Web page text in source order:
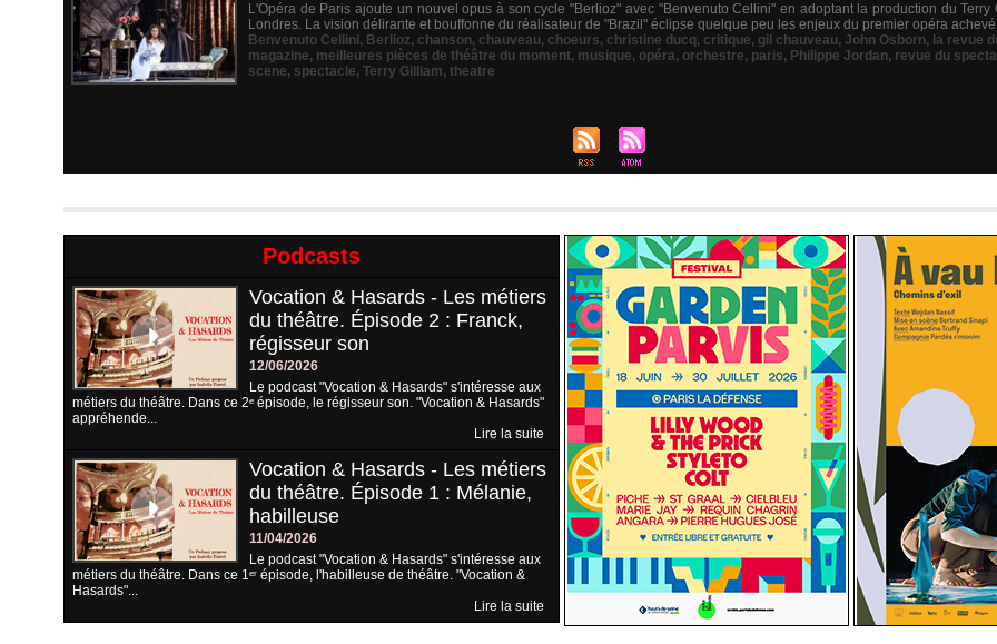
L'Opéra de Paris ajoute un nouvel opus à son cycle "Berlioz" avec "Benvenuto Cellini" en adoptant la production du
Londres. La vision délirante et bouffonne du réalisateur de "Brazil" éclipse quelque peu les enjeux du premier opéra
Benvenuto Cellini, Berlioz, chanson, chauveau, choeurs, christine ducq, critique, gil chauveau, John Osborn, la revue
magazine, meilleures pièces de théâtre du moment, musique, opéra, orchestre, paris, Philippe Jordan, revue du
scene, spectacle, Terry Gilliam, theatre
Podcasts
Vocation & Hasards - Les métiers
du théâtre. Épisode 2 : Franck,
régisseur son
12/06/2026
Le podcast "Vocation & Hasards" s'intéresse aux
métiers du théâtre. Dans ce 2ᵉ épisode, le régisseur son. "Vocation & Hasards"
appréhende...
Lire la suite
Vocation & Hasards - Les métiers
du théâtre. Épisode 1 : Mélanie,
habilleuse
11/04/2026
Le podcast "Vocation & Hasards" s'intéresse aux
métiers du théâtre. Dans ce 1ᵉʳ épisode, l'habilleuse de théâtre. "Vocation &
Hasards"...
Lire la suite